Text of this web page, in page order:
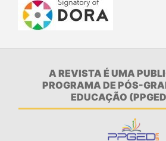
A REVISTA É UMA
PROGRAMA DE PÓS-
EDUCAÇÃO